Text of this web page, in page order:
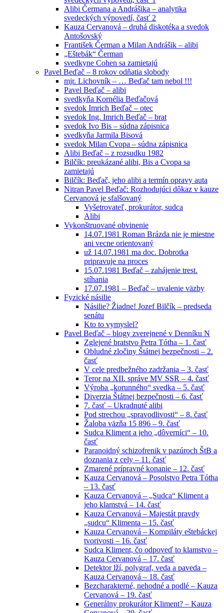
Alibi Čermana a Andrášika – analytika
svedeckých výpovedí, časť 2
Kauza Cervanová – druhá diskotéka a svedok
Antošovský
František Čerman a Milan Andrášik – alibi
„Eštebák“ Čerman
svedkyne Cohen sa zamietajú
Pavel Beďač – 8 rokov odňatia slobody
mjr. Lichovník – … Beďač tam nebol !!!
Pavel Beďač – alibi
svedkyňa Kornélia Beďačová
svedok Imrich Beďač – otec
svedok Ing. Imrich Beďač – brat
svedok Ivo Bis – súdna zápisnica
svedkyňa Jarmila Bisová
svedok Milan Cvopa – súdna zápisnica
Alibi Beďač – z rozsudku 1982
Bilčík: preukázané alibi, Bis a Cvopa sa
zamietajú
Bilčík: Beďač, jeho alibi a termín opravy auta
Nitran Pavel Beďač: Rozhodujúci dôkaz v kauze
Cervanová je sfalšovaný
Vyšetrovateľ, prokurátor, sudca
Alibi
Vykonštruované obvinenie
14.07.1981 Roman Brázda nie je miestne
ani vecne orientovaný
už 14.07.1981 ma doc. Dobrotka
pripravuje na proces
15.07.1981 Beďač – zahájenie trest.
stíhania
17.07.1981 – Beďač – uvalenie väzby
Fyzické násilie
Násilie? Žiadne! Jozef Bilčík – predseda
senátu
Kto to vymyslel?
Pavel Beďač – blogy zverejnené v Denníku N
Zglejené bratstvo Petra Tótha – 1. časť
Obludné zločiny Štátnej bezpečnosti – 2.
časť
V cele predbežného zadržania – 3. časť
Teror na XII. správe MV SSR – 4. časť
Výroba „korunného“ svedka – 5. časť
Diverzia Štátnej bezpečnosti – 6. časť
7. časť – Ukradnuté alibi
Pod strechou „spravodlivosti“ – 8. časť
Žaloba väzňa 15 896 – 9. časť
Sudca Kliment a jeho „dôverníci“ – 10.
časť
Paranoidný schizofrenik v pazúroch ŠtB a
doznania z cely – 11. časť
Zmarené prípravné konanie – 12. časť
Kauza Cervanová – Posolstvo Petra Tótha
– 13. časť
Kauza Cervanová – „Sudca“ Kliment a
jeho klamstvá – 14. časť
Kauza Cervanová – Majestát pravdy
„sudcu“ Klimenta – 15. časť
Kauza Cervanová – Kompiláty eštebáckej
tvorivosti – 16. časť
Sudca Kliment, čo odpoveď to klamstvo –
Kauza Cervanová – 17. časť
Detektor lží, polygraf, veda a paveda –
Kauza Cervanová – 18. časť
Bezcharakterné, nehodné a podlé – Kauza
Cervanová – 19. časť
Generálny prokurátor Kliment? – Kauza